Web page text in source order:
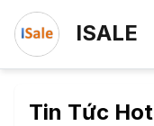
ISALE
Tin Tức Hot